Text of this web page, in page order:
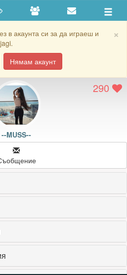
×
в акаунта си за да играеш и
Нямам акаунт
290
--MUSS--